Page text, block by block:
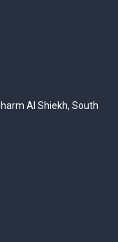
Al Shiekh, South